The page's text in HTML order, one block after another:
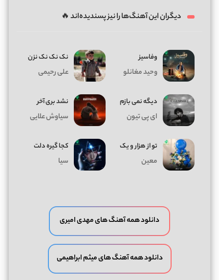
دیگران این آهنگ‌ها را نیز پسندیده‌اند 🔥
وفاسیز
وحید مغانلو
نک نک نک نزن
علی رحیمی
دیگه نمی بازم
ای پی تیون
نشد بری آخر
سیاوش علایی
تو از هزار و یک
معین
کجا گیره دلت
سیا
دانلود همه آهنگ های مهدی امیری
دانلود همه آهنگ های میثم ابراهیمی